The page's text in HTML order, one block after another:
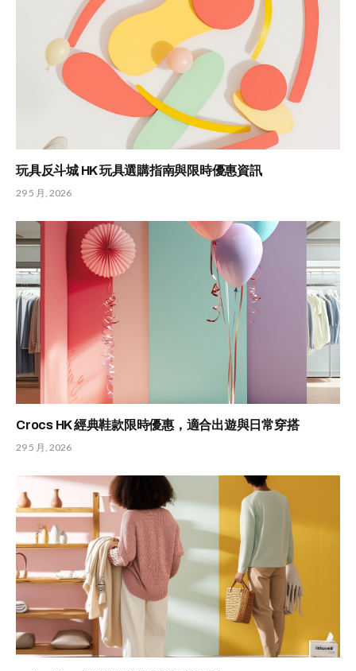
玩具反斗城 HK 玩具選購指南與限時優惠資訊
29 5 月, 2026
Crocs HK 經典鞋款限時優惠，適合出遊與日常穿搭
29 5 月, 2026